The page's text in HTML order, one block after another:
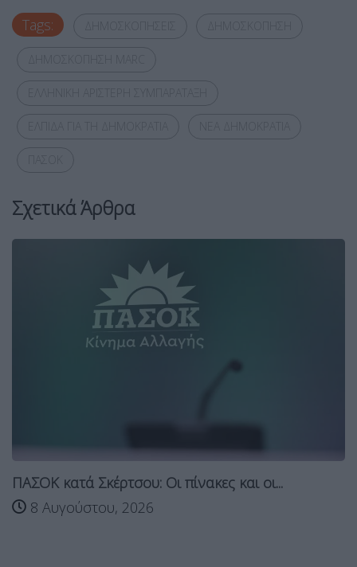
Tags:
Σχετικά Άρθρα
ΠΑΣΟΚ κατά Σκέρτσου: Οι πίνακες και οι...
8 Αυγούστου, 2026